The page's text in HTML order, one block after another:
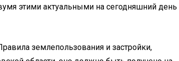
этими актуальными на сегодняшний день
землепользования и застройки,